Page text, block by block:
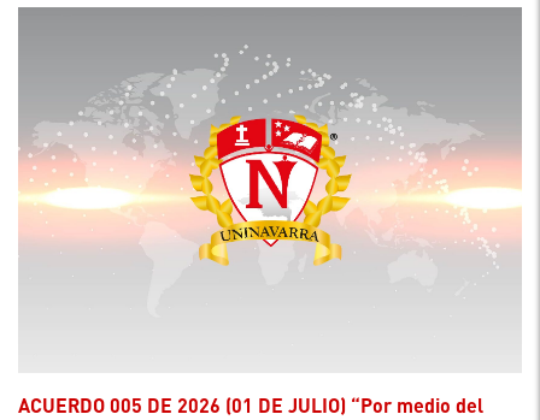
ACUERDO 005 DE 2026 (01 DE JULIO) “Por medio del